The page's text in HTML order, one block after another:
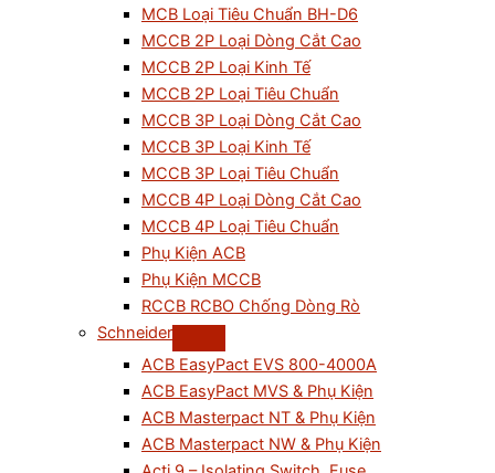
MCB Loại Tiêu Chuẩn BH-D6
MCCB 2P Loại Dòng Cắt Cao
MCCB 2P Loại Kinh Tế
MCCB 2P Loại Tiêu Chuẩn
MCCB 3P Loại Dòng Cắt Cao
MCCB 3P Loại Kinh Tế
MCCB 3P Loại Tiêu Chuẩn
MCCB 4P Loại Dòng Cắt Cao
MCCB 4P Loại Tiêu Chuẩn
Phụ Kiện ACB
Phụ Kiện MCCB
RCCB RCBO Chống Dòng Rò
Schneider
ACB EasyPact EVS 800-4000A
ACB EasyPact MVS & Phụ Kiện
ACB Masterpact NT & Phụ Kiện
ACB Masterpact NW & Phụ Kiện